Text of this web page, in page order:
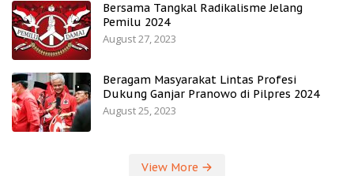
Bersama Tangkal Radikalisme Jelang
Pemilu 2024
August 27, 2023
Beragam Masyarakat Lintas Profesi
Dukung Ganjar Pranowo di Pilpres 2024
August 25, 2023
View More